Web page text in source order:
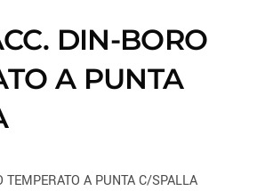
DIN-BORO
A PUNTA
TEMPERATO A PUNTA C/SPALLA